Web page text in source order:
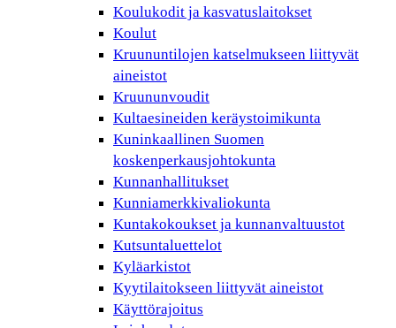
Koulukodit ja kasvatuslaitokset
Koulut
Kruununtilojen katselmukseen liittyvät
aineistot
Kruununvoudit
Kultaesineiden keräystoimikunta
Kuninkaallinen Suomen
koskenperkausjohtokunta
Kunnanhallitukset
Kunniamerkkivaliokunta
Kuntakokoukset ja kunnanvaltuustot
Kutsuntaluettelot
Kyläarkistot
Kyytilaitokseen liittyvät aineistot
Käyttörajoitus